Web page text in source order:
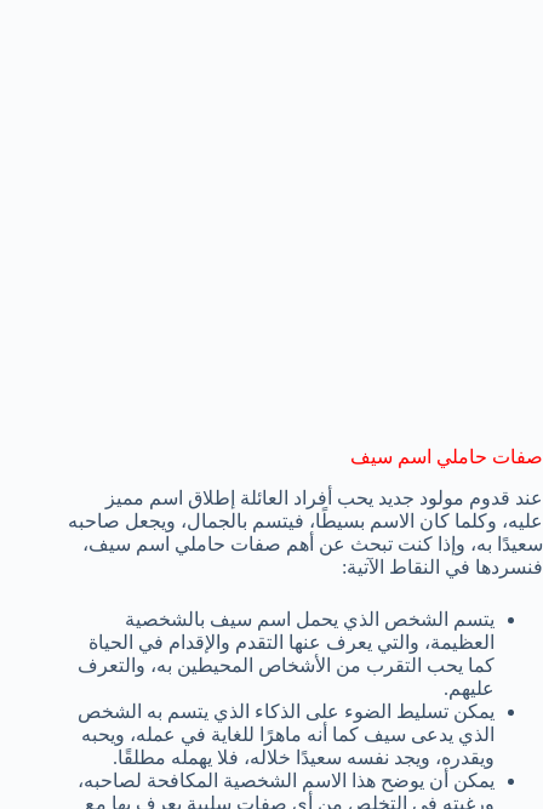
صفات حاملي اسم سيف
عند قدوم مولود جديد يحب أفراد العائلة إطلاق اسم مميز
عليه، وكلما كان الاسم بسيطًا، فيتسم بالجمال، ويجعل صاحبه
سعيدًا به، وإذا كنت تبحث عن أهم صفات حاملي اسم سيف،
فنسردها في النقاط الآتية:
يتسم الشخص الذي يحمل اسم سيف بالشخصية
العظيمة، والتي يعرف عنها التقدم والإقدام في الحياة
كما يحب التقرب من الأشخاص المحيطين به، والتعرف
عليهم.
يمكن تسليط الضوء على الذكاء الذي يتسم به الشخص
الذي يدعى سيف كما أنه ماهرًا للغاية في عمله، ويحبه
ويقدره، ويجد نفسه سعيدًا خلاله، فلا يهمله مطلقًا.
يمكن أن يوضح هذا الاسم الشخصية المكافحة لصاحبه،
ورغبته في التخلص من أي صفات سلبية يعرف بها مع